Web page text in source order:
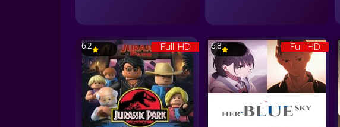
Full HD
6.2 Full HD
6.8